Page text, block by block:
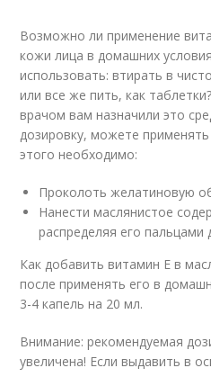
Возможно ли применение
кожи лица в домашних
использовать: втирать в
или все же пить, как
врачом вам назначили это
дозировку, можете
этого необходимо:
Проколоть желатиновую
Нанести маслянистое
распределяя его
Как добавить витамин E в
после применять его в
3-4 капель на 20 мл.
Внимание: рекомендуемая
увеличена! Если выдавить в